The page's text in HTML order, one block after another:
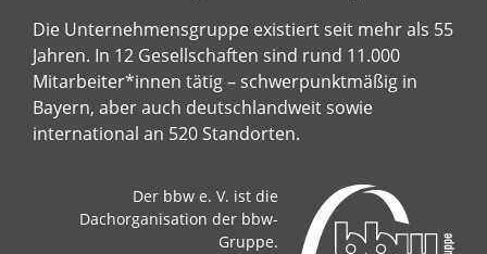
Die Unternehmensgruppe existiert seit mehr als 55
Jahren. In 12 Gesellschaften sind rund 11.000
Mitarbeiter*innen tätig – schwerpunktmäßig in
Bayern, aber auch deutschlandweit sowie
international an 520 Standorten.
Der bbw e. V. ist die
Dachorganisation der bbw-
Gruppe.